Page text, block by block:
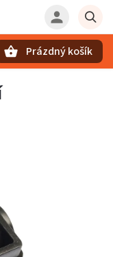
Prázdný košík